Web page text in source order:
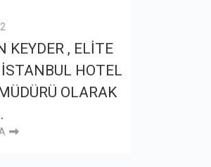
KEYDER , ELİTE
HOTEL
OLARAK